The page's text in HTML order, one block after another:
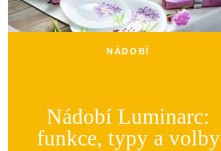
NÁDOBÍ
Nádobí Luminarc:
funkce, typy a volby